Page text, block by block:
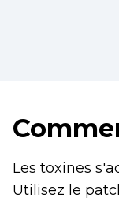
Les toxines
Utilisez le